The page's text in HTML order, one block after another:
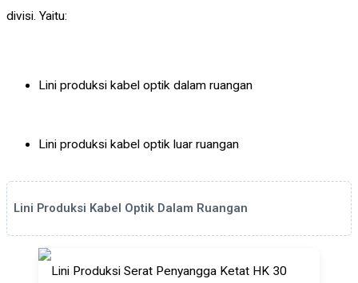
divisi. Yaitu:
Lini produksi kabel optik dalam ruangan
Lini produksi kabel optik luar ruangan
Lini Produksi Kabel Optik Dalam Ruangan